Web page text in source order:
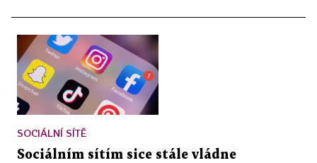
SOCIÁLNÍ SÍTĚ
Sociálním sítím sice stále vládne